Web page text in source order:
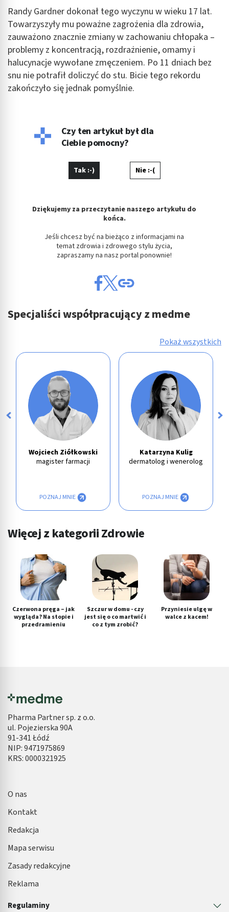
Randy Gardner dokonał tego wyczynu w wieku 17 lat.
Towarzyszyły mu poważne zagrożenia dla zdrowia,
zauważono znacznie zmiany w zachowaniu chłopaka –
problemy z koncentracją, rozdrażnienie, omamy i
halucynacje wywołane zmęczeniem. Po 11 dniach bez
snu nie potrafił doliczyć do stu. Bicie tego rekordu
zakończyło się jednak pomyślnie.
Czy ten artykuł był dla
Ciebie pomocny?
Tak :-) Nie :-(
Dziękujemy za przeczytanie naszego artykułu do
końca.
Jeśli chcesz być na bieżąco z informacjami na
temat zdrowia i zdrowego stylu życia,
zapraszamy na nasz portal ponownie!
Specjaliści współpracujący z medme
Pokaż wszystkich
Wojciech Ziółkowski
magister farmacji
POZNAJ MNIE
Katarzyna Kulig
dermatolog i wenerolog
POZNAJ MNIE
Więcej z kategorii Zdrowie
Czerwona pręga – jak
wygląda? Na stopie i
przedramieniu
Szczur w domu - czy
jest się o co martwić i
co z tym zrobić?
Przyniesie ulgę w
walce z kacem!
Pharma Partner sp. z o.o.
ul. Pojezierska 90A
91-341 Łódź
NIP: 9471975869
KRS: 0000321925
Regulaminy
O nas
Kontakt
Redakcja
Mapa serwisu
Zasady redakcyjne
Reklama
Niezbędne
Wydajność (Performance)
Reklama / śledzenie